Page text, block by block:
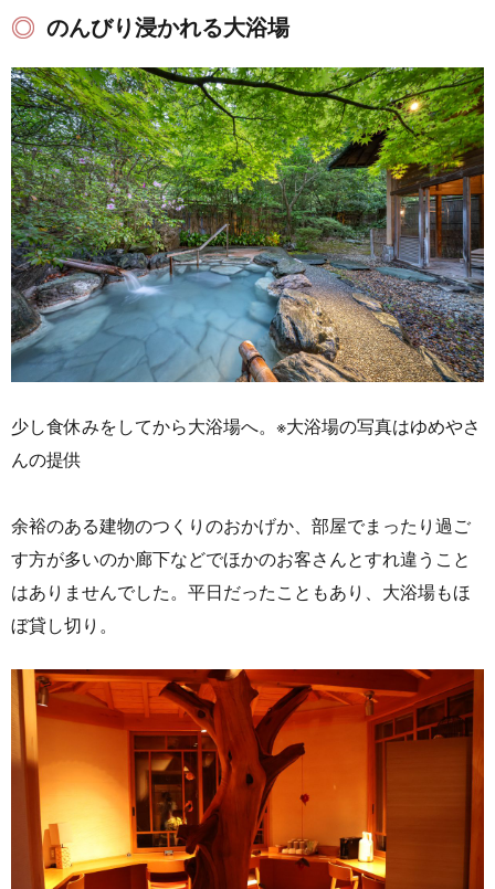
のんびり浸かれる大浴場
少し食休みをしてから大浴場へ。※大浴場の写真はゆめやさ
んの提供
余裕のある建物のつくりのおかげか、部屋でまったり過ご
す方が多いのか廊下などでほかのお客さんとすれ違うこと
はありませんでした。平日だったこともあり、大浴場もほ
ぼ貸し切り。